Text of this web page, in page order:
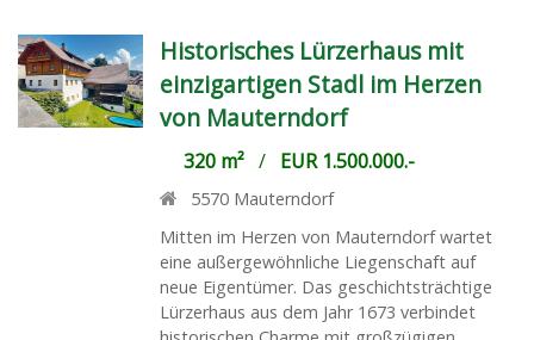
Historisches Lürzerhaus mit
einzigartigen Stadl im Herzen
von Mauterndorf
320 m²/ EUR 1.500.000.-
5570 Mauterndorf
Mitten im Herzen von Mauterndorf wartet
eine außergewöhnliche Liegenschaft auf
neue Eigentümer. Das geschichtsträchtige
Lürzerhaus aus dem Jahr 1673 verbindet